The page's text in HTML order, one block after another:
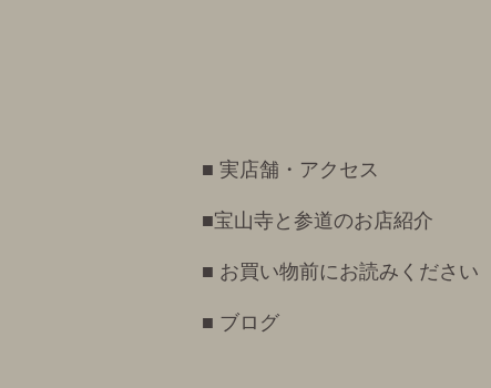
■ 実店舗・アクセス
■宝山寺と参道のお店紹介
■ お買い物前にお読みください
■ ブログ